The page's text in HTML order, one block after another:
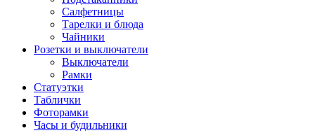
Салфетницы
Тарелки и блюда
Чайники
Розетки и выключатели
Выключатели
Рамки
Статуэтки
Таблички
Фоторамки
Часы и будильники